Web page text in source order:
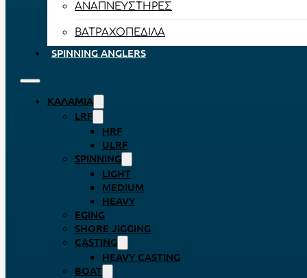
ΑΝΑΠΝΕΥΣΤΉΡΕΣ
ΒΑΤΡΑΧΟΠΈΔΙΛΑ
SPINNING ANGLERS
ΚΑΛΆΜΙΑ
LRF
HRF
ULRF
SPINNING
LIGHT
MEDIUM
HEAVY
EGING
SHORE JIGGING
CASTING
HEAVY CASTING
BOAT